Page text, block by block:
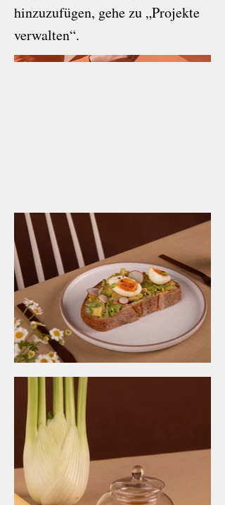
hinzuzufügen, gehe zu „Projekte
verwalten“.